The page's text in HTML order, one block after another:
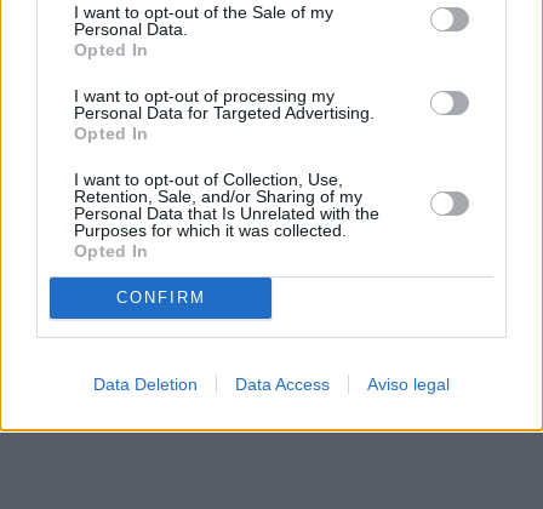
cualquier momento entrando de nuevo en este sitio web o
visitando nuestra política de privacidad.
I want to opt-out of the Sale of my
Personal Data.
Opted In
I want to opt-out of processing my
Personal Data for Targeted Advertising.
Opted In
I want to opt-out of Collection, Use,
Retention, Sale, and/or Sharing of my
Personal Data that Is Unrelated with the
Purposes for which it was collected.
Opted In
CONFIRM
Data Deletion Data Access Aviso legal